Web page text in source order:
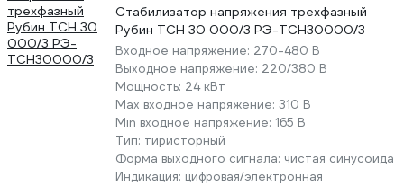
Стабилизатор напряжения трехфазный
Рубин ТСН 30 000/3 РЭ-ТСН30000/3
Входное напряжение: 270-480 В
Выходное напряжение: 220/380 В
Мощность: 24 кВт
Max входное напряжение: 310 В
Min входное напряжение: 165 В
Тип: тиристорный
Форма выходного сигнала: чистая синусоида
Индикация: цифровая/электронная